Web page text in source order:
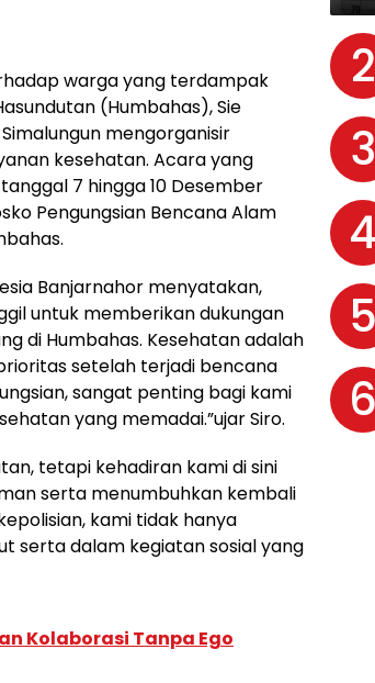
warga yang terdampak
(Humbahas), Sie
mengorganisir
kesehatan. Acara yang
7 hingga 10 Desember
Pengungsian Bencana Alam
Banjarnahor menyatakan,
untuk memberikan dukungan
di Humbahas. Kesehatan adalah
setelah terjadi bencana
sangat penting bagi kami
yang memadai.”ujar Siro.
tetapi kehadiran kami di sini
serta menumbuhkan kembali
kami tidak hanya
serta dalam kegiatan sosial yang
Kolaborasi Tanpa Ego
2
3
4
5
6